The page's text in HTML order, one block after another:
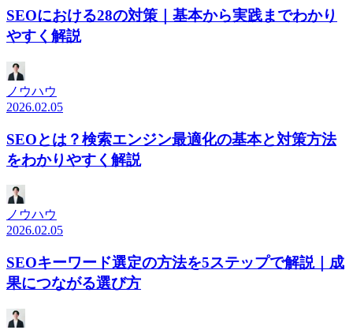
SEOにおける28の対策｜基本から実践までわかり
やすく解説
ノウハウ
2026.02.05
SEOとは？検索エンジン最適化の基本と対策方法
をわかりやすく解説
ノウハウ
2026.02.05
SEOキーワード選定の方法を5ステップで解説｜成
果につながる選び方